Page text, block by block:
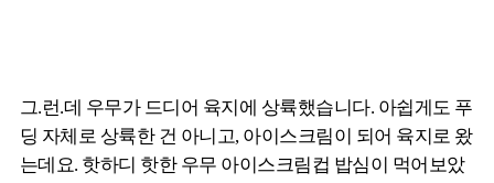
그.런.데 우무가 드디어 육지에 상륙했습니다. 아쉽게도 푸
딩 자체로 상륙한 건 아니고, 아이스크림이 되어 육지로 왔
는데요. 핫하디 핫한 우무 아이스크림컵 밥심이 먹어보았